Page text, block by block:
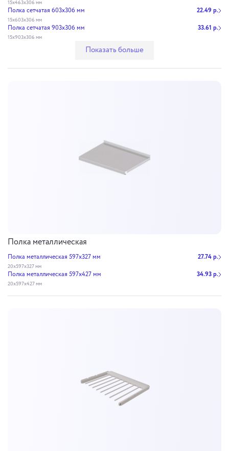
15х463х306 мм
Полка сетчатая 603х306 мм 22.49 р.
15х603х306 мм
Полка сетчатая 903х306 мм 33.61 р.
15х903х306 мм
Показать больше
Полка металлическая
Полка металлическая 597х327 мм 27.74 р.
20х597х327 мм
Полка металлическая 597х427 мм 34.93 р.
20х597х427 мм